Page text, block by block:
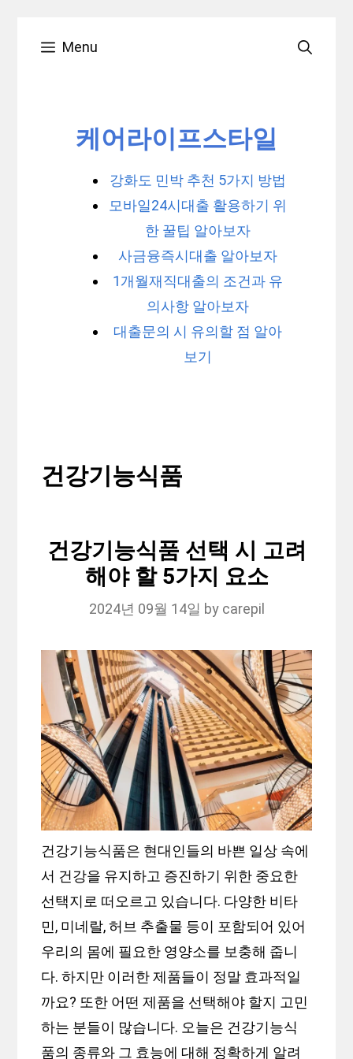
Menu
케어라이프스타일
강화도 민박 추천 5가지 방법
모바일24시대출 활용하기 위
한 꿀팁 알아보자
사금융즉시대출 알아보자
1개월재직대출의 조건과 유
의사항 알아보자
대출문의 시 유의할 점 알아
보기
건강기능식품
건강기능식품 선택 시 고려
해야 할 5가지 요소
2024년 09월 14일 by carepil
건강기능식품은 현대인들의 바쁜 일상 속에
서 건강을 유지하고 증진하기 위한 중요한
선택지로 떠오르고 있습니다. 다양한 비타
민, 미네랄, 허브 추출물 등이 포함되어 있어
우리의 몸에 필요한 영양소를 보충해 줍니
다. 하지만 이러한 제품들이 정말 효과적일
까요? 또한 어떤 제품을 선택해야 할지 고민
하는 분들이 많습니다. 오늘은 건강기능식
품의 종류와 그 효능에 대해 정확하게 알려